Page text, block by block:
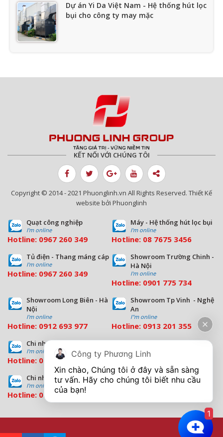
Dự án Yi Da Việt Nam - Hệ thống hút lọc
bụi cho công ty may mặc
Dự án hút lọc bụi Nhà máy Nhiệt điện
Quảng Ninh - Hệ thống hút lọc bụi túi
vải
Dự án hút lọc bụi Nhà máy Than Cửa
Ông
Tủ hút lọc bụi công nghiệp cdc hút bụi
mịn nhà máy sản xuất gạo
Phương Linh hoàn thành tổ hợp sản
phẩm Hút lọc bụi Nhà máy TOYOTA
Nhật Bản
Kỷ niệm 1 năm Phương Linh bàn giao và
lắp đặt thành công Hệ thống Hút lọc bụi
hàn di động WSC-PL-Series từ Phương
Linh
KẾT NỐI VỚI CHÚNG TÔI
Copyright © 2014 - 2021 Phuonglinh.vn All Rights Reserved. Thiết Kế
website bởi Phuonglinh
Quạt công nghiệp
I'm online
Hotline: 0967 260 349
Máy - Hệ thống hút lọc bụi
I'm online
Hotline: 08 7675 3456
Tủ điện - Thang máng cáp
I'm online
Hotline: 0967 260 349
Showroom Trường Chinh -
Hà Nội
I'm online
Hotline: 0901 775 734
Showroom Long Biên - Hà
Nội
I'm online
Hotline: 0912 693 977
Showroom Tp Vinh - Nghệ
An
I''m online
Hotline: 0913 201 355
Chi nhánh Đà Nẵng
I'm online
Hotline: 0963 544 563
Chi nhánh Hồ Chí Minh
I'm online
Hotline:
Chi nhánh Bình Dương
I'm online
Hotline: 0933 569 039
Công ty Phương Linh
Xin chào, Chúng tôi ở đây và sẵn sàng
tư vấn. Hãy cho chúng tôi biết nhu cầu
1